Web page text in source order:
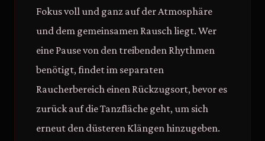
Fokus voll und ganz auf der Atmosphäre
und dem gemeinsamen Rausch liegt. Wer
eine Pause von den treibenden Rhythmen
benötigt, findet im separaten
Raucherbereich einen Rückzugsort, bevor es
zurück auf die Tanzfläche geht, um sich
erneut den düsteren Klängen hinzugeben.